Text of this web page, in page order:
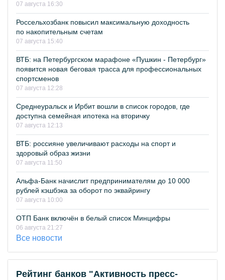
07 августа 16:30
Россельхозбанк повысил максимальную доходность
по накопительным счетам
07 августа 15:40
ВТБ: на Петербургском марафоне «Пушкин - Петербург»
появится новая беговая трасса для профессиональных
спортсменов
07 августа 12:28
Среднеуральск и Ирбит вошли в список городов, где
доступна семейная ипотека на вторичку
07 августа 12:13
ВТБ: россияне увеличивают расходы на спорт и
здоровый образ жизни
07 августа 11:50
Альфа-Банк начислит предпринимателям до 10 000
рублей кэшбэка за оборот по эквайрингу
07 августа 10:00
ОТП Банк включён в белый список Минцифры
06 августа 21:27
Все новости
Рейтинг банков "Активность пресс-